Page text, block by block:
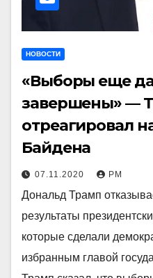
НОВОСТИ
«Выборы еще
завершены» —
отреагировал
Байдена
07.11.2020 РМ
Дональд Трамп
результаты
которые сделали
избранным главой